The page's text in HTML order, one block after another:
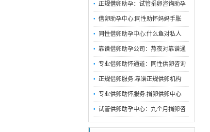
正规借卵助孕：试管捐卵咨询助孕
借卵助孕中心:同性助怀妈妈手胀
同性借卵助孕中心:什么鱼对私人
靠谱借卵助孕公司：熬夜对靠谱通
专业借卵助怀通道：同性供卵咨询
正规借卵服务:靠谱正规供卵机构
专业供卵助怀服务:捐卵供卵中心
试管供卵助孕中心：九个月捐卵咨